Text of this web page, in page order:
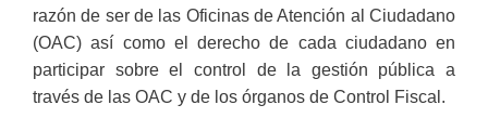
razón de ser de las Oficinas de Atención al Ciudadano
(OAC) así como el derecho de cada ciudadano en
participar sobre el control de la gestión pública a
través de las OAC y de los órganos de Control Fiscal.